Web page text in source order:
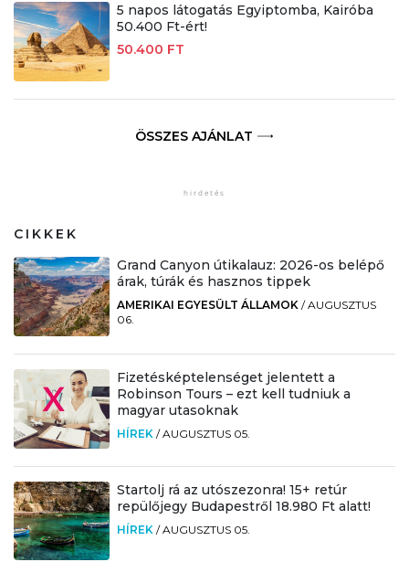
5 napos látogatás Egyiptomba, Kairóba
50.400 Ft-ért!
50.400 FT
ÖSSZES AJÁNLAT
CIKKEK
Grand Canyon útikalauz: 2026-os belépő
árak, túrák és hasznos tippek
AMERIKAI EGYESÜLT ÁLLAMOK /AUGUSZTUS
06.
Fizetésképtelenséget jelentett a
Robinson Tours – ezt kell tudniuk a
magyar utasoknak
HÍREK /AUGUSZTUS 05.
Startolj rá az utószezonra! 15+ retúr
repülőjegy Budapestről 18.980 Ft alatt!
HÍREK /AUGUSZTUS 05.